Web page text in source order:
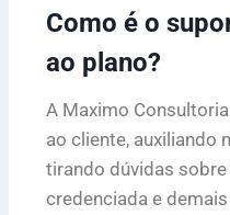
Como é o
ao plano?
A Maximo
ao cliente, auxiliando
tirando dúvidas
credenciada e